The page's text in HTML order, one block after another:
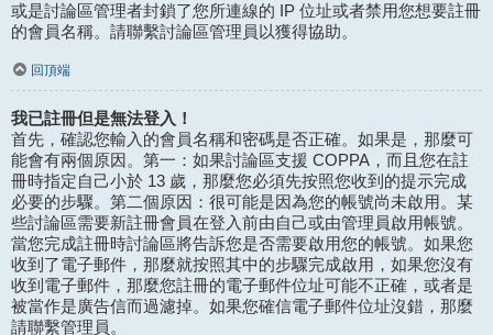
或是討論區管理者封鎖了您所連線的 IP 位址或者禁用您想要註冊
的會員名稱。請聯繫討論區管理員以獲得協助。
回頂端
我已註冊但是無法登入！
首先，確認您輸入的會員名稱和密碼是否正確。如果是，那麼可
能會有兩個原因。第一：如果討論區支援 COPPA，而且您在註
冊時指定自己小於 13 歲，那麼您必須先按照您收到的提示完成
必要的步驟。第二個原因：很可能是因為您的帳號尚未啟用。某
些討論區需要新註冊會員在登入前由自己或由管理員啟用帳號。
當您完成註冊時討論區將告訴您是否需要啟用您的帳號。如果您
收到了電子郵件，那麼就按照其中的步驟完成啟用，如果您沒有
收到電子郵件，那麼您註冊的電子郵件位址可能不正確，或者是
被當作是廣告信而過濾掉。如果您確信電子郵件位址沒錯，那麼
請聯繫管理員。